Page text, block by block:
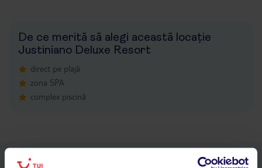
De ce merită să alegi această locație
Justiniano Deluxe Resort
direct pe plajă
zona SPA
complex piscină
Descarcă acum aplicația TUI